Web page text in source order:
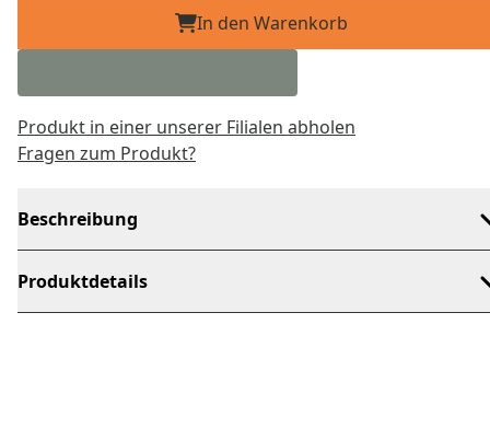
In den Warenkorb
Produkt in einer unserer Filialen abholen
Fragen zum Produkt?
Beschreibung
Produktdetails